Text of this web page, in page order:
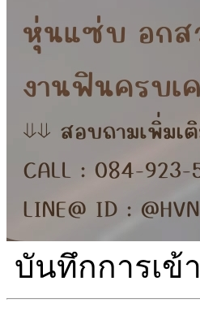
บันทึกการเข้า